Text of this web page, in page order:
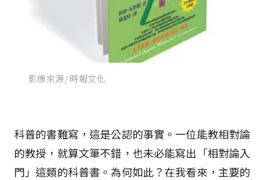
影像來源/ 時報文化
科普的書難寫，這是公認的事實。一位能教相對論
的教授，就算文筆不錯，也未必能寫出「相對論入
門」這類的科普書。為何如此？在我看來，主要的